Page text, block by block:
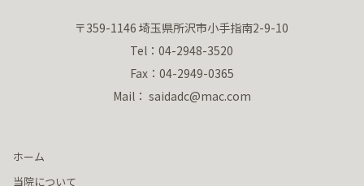
〒359-1146 埼玉県所沢市小手指南2-9-10
Tel：04-2948-3520
Fax：04-2949-0365
Mail： saidadc@mac.com
ホーム
当院について